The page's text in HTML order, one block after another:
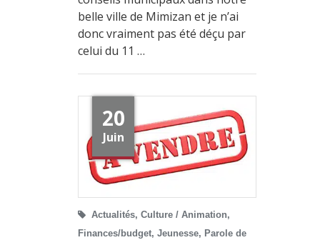
belle ville de Mimizan et je n’ai
donc vraiment pas été déçu par
celui du 11 …
20
Juin
Actualités, Culture / Animation,
Finances/budget, Jeunesse, Parole de